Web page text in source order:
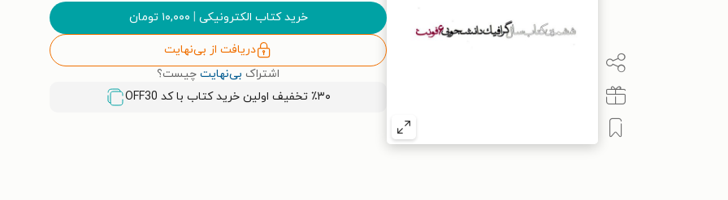
خرید کتاب الکترونیکی ۱۰,۰۰۰ تومان
دریافت از بی‌نهایت
اشتراک بی‌نهایت چیست؟
٪۳۰ تخفیف اولین خرید کتاب با کد
OFF30